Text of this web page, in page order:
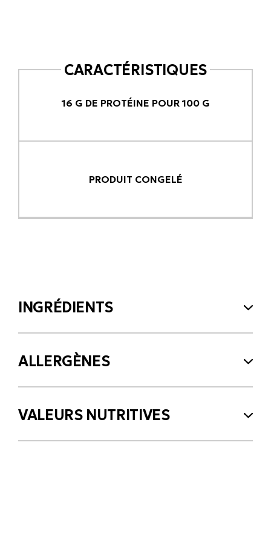
CARACTÉRISTIQUES
16 G DE PROTÉINE POUR 100 G
PRODUIT CONGELÉ
INGRÉDIENTS
ALLERGÈNES
VALEURS NUTRITIVES